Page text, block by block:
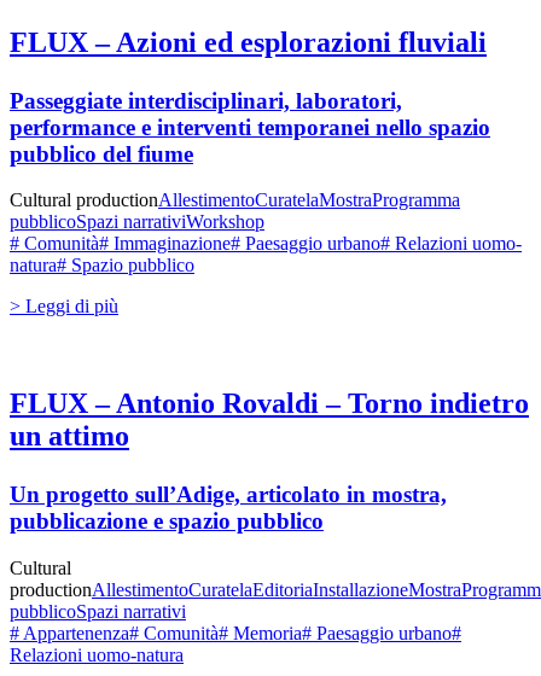
FLUX – Azioni ed esplorazioni fluviali
Passeggiate interdisciplinari, laboratori,
performance e interventi temporanei nello spazio
pubblico del fiume
Cultural productionAllestimentoCuratelaMostraProgramma
pubblicoSpazi narrativiWorkshop
# Comunità# Immaginazione# Paesaggio urbano# Relazioni uomo-
natura# Spazio pubblico
> Leggi di più
FLUX – Antonio Rovaldi – Torno indietro
un attimo
Un progetto sull’Adige, articolato in mostra,
pubblicazione e spazio pubblico
Cultural
productionAllestimentoCuratelaEditoriaInstallazioneMostra
pubblicoSpazi narrativi
# Appartenenza# Comunità# Memoria# Paesaggio urbano#
Relazioni uomo-natura